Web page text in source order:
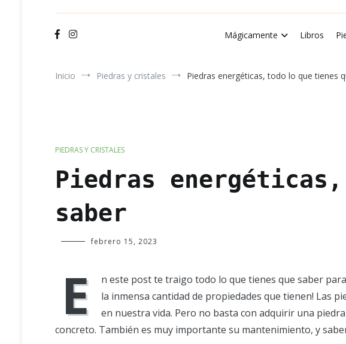
Mágicamente Libros
Inicio Piedras y cristales Piedras energéticas, todo lo que tienes
PIEDRAS Y CRISTALES
Piedras
saber
Verde
febrero 15, 2023
E
n este post te traigo todo lo que tienes que saber
la inmensa cantidad de propiedades que tienen! Las
en nuestra vida. Pero no basta con adquirir una
concreto. También es muy importante su mantenimiento, y